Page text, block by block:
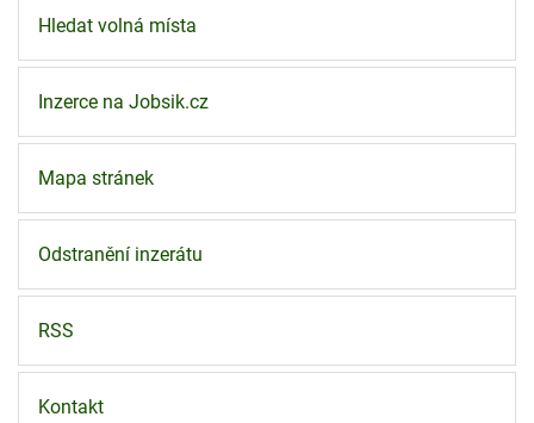
Hledat volná místa
Inzerce na Jobsik.cz
Mapa stránek
Odstranění inzerátu
RSS
Kontakt